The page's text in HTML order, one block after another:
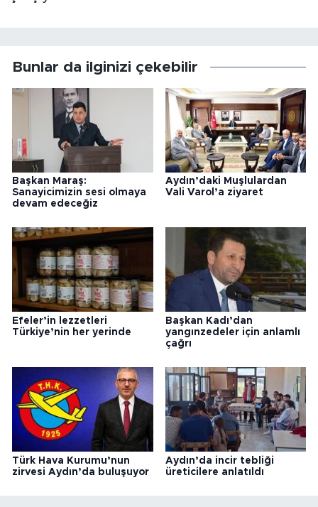
Bunlar da ilginizi çekebilir
Başkan Maraş:
Sanayicimizin sesi olmaya
devam edeceğiz
Aydın’daki Muşlulardan
Vali Varol’a ziyaret
Efeler’in lezzetleri
Türkiye’nin her yerinde
Başkan Kadı’dan
yangınzedeler için anlamlı
çağrı
Türk Hava Kurumu’nun
zirvesi Aydın’da buluşuyor
Aydın’da incir tebliği
üreticilere anlatıldı